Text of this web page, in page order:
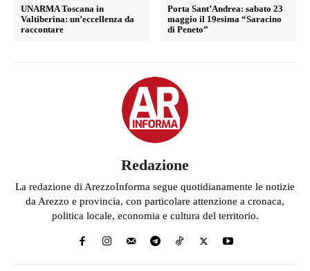
UNARMA Toscana in
Valtiberina: un’eccellenza da
raccontare
Porta Sant’Andrea: sabato 23
maggio il 19esima “Saracino
di Peneto”
Redazione
La redazione di ArezzoInforma segue quotidianamente le notizie
da Arezzo e provincia, con particolare attenzione a cronaca,
politica locale, economia e cultura del territorio.